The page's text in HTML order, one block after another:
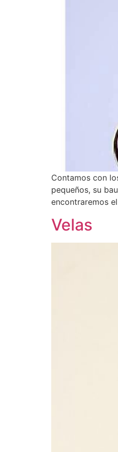
Contamos con
pequeños, su
encontraremos
Velas